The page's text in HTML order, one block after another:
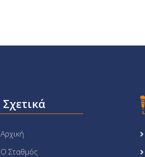
Σχετικά
Αρχική
Ο Σταθμός